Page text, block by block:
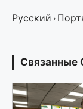
Русский ›
Связанные